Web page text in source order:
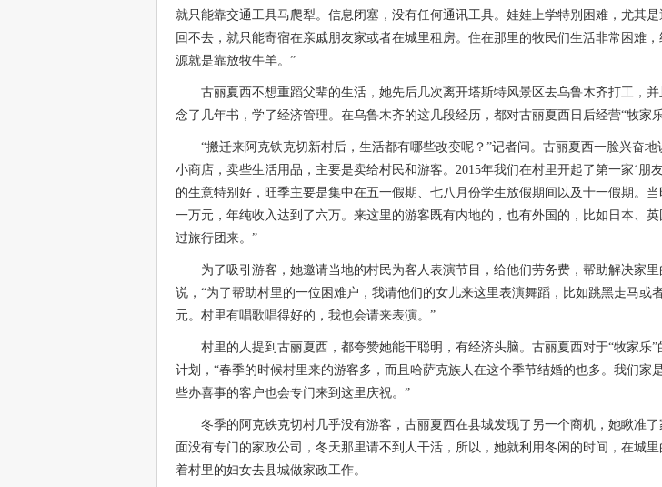
就只能靠交通工具马爬犁。信息闭塞，没有任何通讯工具。娃娃上学特别困难，尤其
回不去，就只能寄宿在亲戚朋友家或者在城里租房。住在那里的牧民们生活非常困难
源就是靠放牧牛羊。”
古丽夏西不想重蹈父辈的生活，她先后几次离开塔斯特风景区去乌鲁木齐打工，
念了几年书，学了经济管理。在乌鲁木齐的这几段经历，都对古丽夏西日后经营“牧家
“搬迁来阿克铁克切新村后，生活都有哪些改变呢？”记者问。古丽夏西一脸兴奋地
小商店，卖些生活用品，主要是卖给村民和游客。2015年我们在村里开起了第一家‘朋
的生意特别好，旺季主要是集中在五一假期、七八月份学生放假期间以及十一假期。
一万元，年纯收入达到了六万。来这里的游客既有内地的，也有外国的，比如日本、
过旅行团来。”
为了吸引游客，她邀请当地的村民为客人表演节目，给他们劳务费，帮助解决家
说，“为了帮助村里的一位困难户，我请他们的女儿来这里表演舞蹈，比如跳黑走马或
元。村里有唱歌唱得好的，我也会请来表演。”
村里的人提到古丽夏西，都夸赞她能干聪明，有经济头脑。古丽夏西对于“牧家乐
计划，“春季的时候村里来的游客多，而且哈萨克族人在这个季节结婚的也多。我们家
些办喜事的客户也会专门来到这里庆祝。”
冬季的阿克铁克切村几乎没有游客，古丽夏西在县城发现了另一个商机，她瞅准
面没有专门的家政公司，冬天那里请不到人干活，所以，她就利用冬闲的时间，在城
着村里的妇女去县城做家政工作。